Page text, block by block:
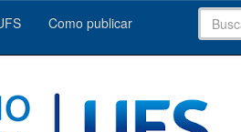
Como publicar